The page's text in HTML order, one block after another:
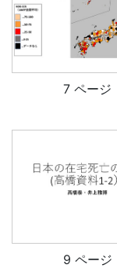
7 ページ
9 ページ